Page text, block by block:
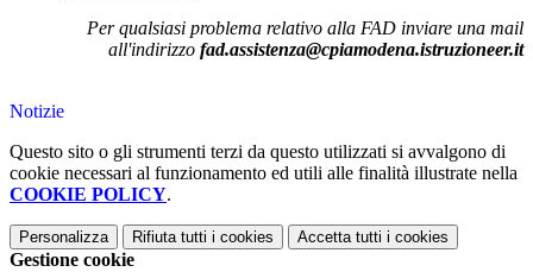
Per qualsiasi problema relativo alla FAD inviare una mail
all'indirizzo fad.assistenza@cpiamodena.istruzioneer.it
Notizie
Questo sito o gli strumenti terzi da questo utilizzati si avvalgono di
cookie necessari al funzionamento ed utili alle finalità illustrate nella
COOKIE POLICY.
Personalizza Rifiuta tutti i cookies Accetta tutti i cookies
Gestione cookie